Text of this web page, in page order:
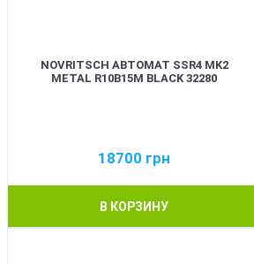
NOVRITSCH АВТОМАТ SSR4 MK2
METAL R10B15M BLACK 32280
18700 грн
В КОРЗИНУ